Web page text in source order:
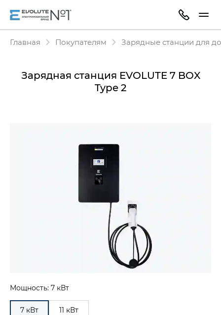
Главная Покупателям Зарядные станции для
Зарядная станция EVOLUTE 7 BOX
Type 2
Мощность: 7 кВт
7 кВт 11 кВт